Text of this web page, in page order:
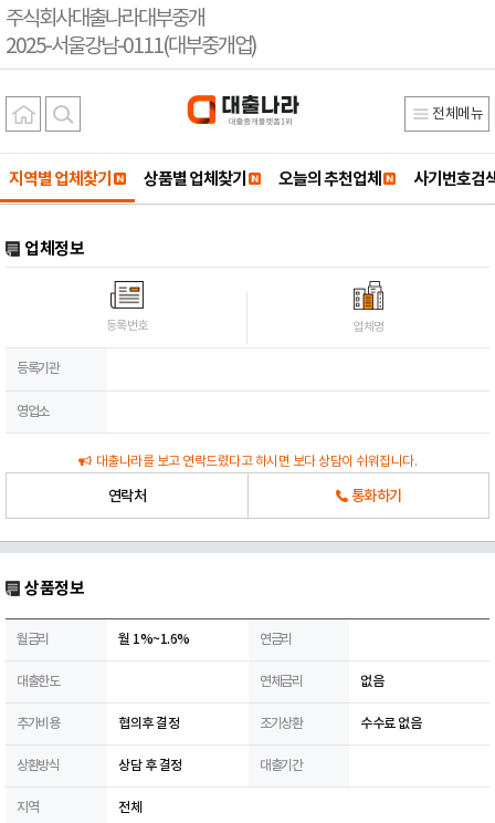
주식회사대출나라대부중개
2025-서울강남-0111(대부중개업)
전체메뉴
지역별 업체찾기 상품별 업체찾기 오늘의 추천업체 사기번호검
업체정보
등록번호 업체명
등록기관
영업소
대출나라를 보고 연락드렸다고 하시면 보다 상담이 쉬워집니다.
연락처 통화하기
상품정보
월금리 월 1%~1.6% 연금리
대출한도 연체금리 없음
추가비용 협의후 결정 조기상환 수수료 없음
상환방식 상담 후 결정 대출기간
지역 전체